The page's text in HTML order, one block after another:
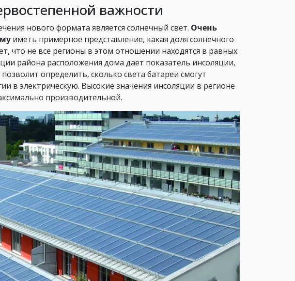
важности
нового формата является солнечный свет. Очень
иметь примерное представление, какая доля солнечного
что не все регионы в этом отношении находятся в равных
района расположения дома дает показатель инсоляции,
определить, сколько света батареи смогут
в электрическую. Высокие значения инсоляции в регионе
производительной.